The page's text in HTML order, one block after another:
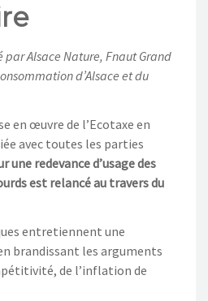
Alsace Nature, Fnaut Grand
d’Alsace et du
en œuvre de l’Ecotaxe en
avec toutes les parties
une redevance d’usage des
est relancé au travers du
entretiennent une
brandissant les arguments
de l’inflation de